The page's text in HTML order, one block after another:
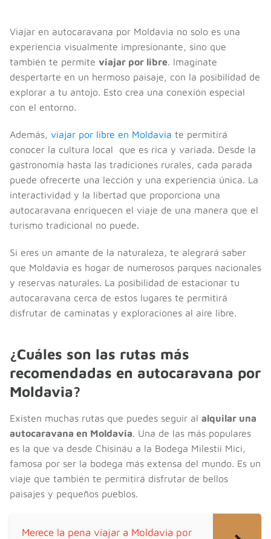
Viajar en autocaravana por Moldavia no solo es una
experiencia visualmente impresionante, sino que
también te permite viajar por libre. Imagínate
despertarte en un hermoso paisaje, con la posibilidad de
explorar a tu antojo. Esto crea una conexión especial
con el entorno.
Además, viajar por libre en Moldavia te permitirá
conocer la cultura local que es rica y variada. Desde la
gastronomía hasta las tradiciones rurales, cada parada
puede ofrecerte una lección y una experiencia única. La
interactividad y la libertad que proporciona una
autocaravana enriquecen el viaje de una manera que el
turismo tradicional no puede.
Si eres un amante de la naturaleza, te alegrará saber
que Moldavia es hogar de numerosos parques nacionales
y reservas naturales. La posibilidad de estacionar tu
autocaravana cerca de estos lugares te permitirá
disfrutar de caminatas y exploraciones al aire libre.
¿Cuáles son las rutas más
recomendadas en autocaravana por
Moldavia?
Existen muchas rutas que puedes seguir al alquilar una
autocaravana en Moldavia. Una de las más populares
es la que va desde Chisináu a la Bodega Milestii Mici,
famosa por ser la bodega más extensa del mundo. Es un
viaje que también te permitirá disfrutar de bellos
paisajes y pequeños pueblos.
Merece la pena viajar a Moldavia por